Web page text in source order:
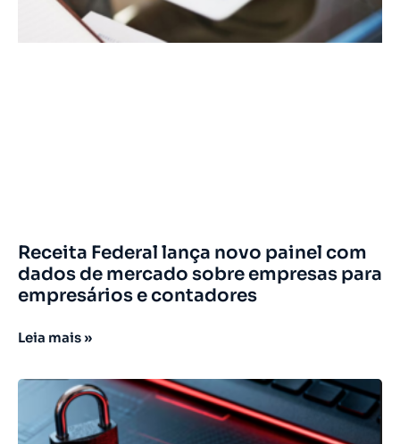
Receita Federal lança novo painel com
dados de mercado sobre empresas para
empresários e contadores
Leia mais »